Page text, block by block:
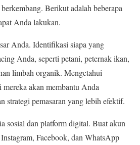
Berikut adalah beberapa
Anda lakukan.
Anda. Identifikasi siapa yang
Anda, seperti petani, peternak ikan,
limbah organik. Mengetahui
mereka akan membantu Anda
strategi pemasaran yang lebih efektif.
sosial dan platform digital. Buat akun
Facebook, dan WhatsApp